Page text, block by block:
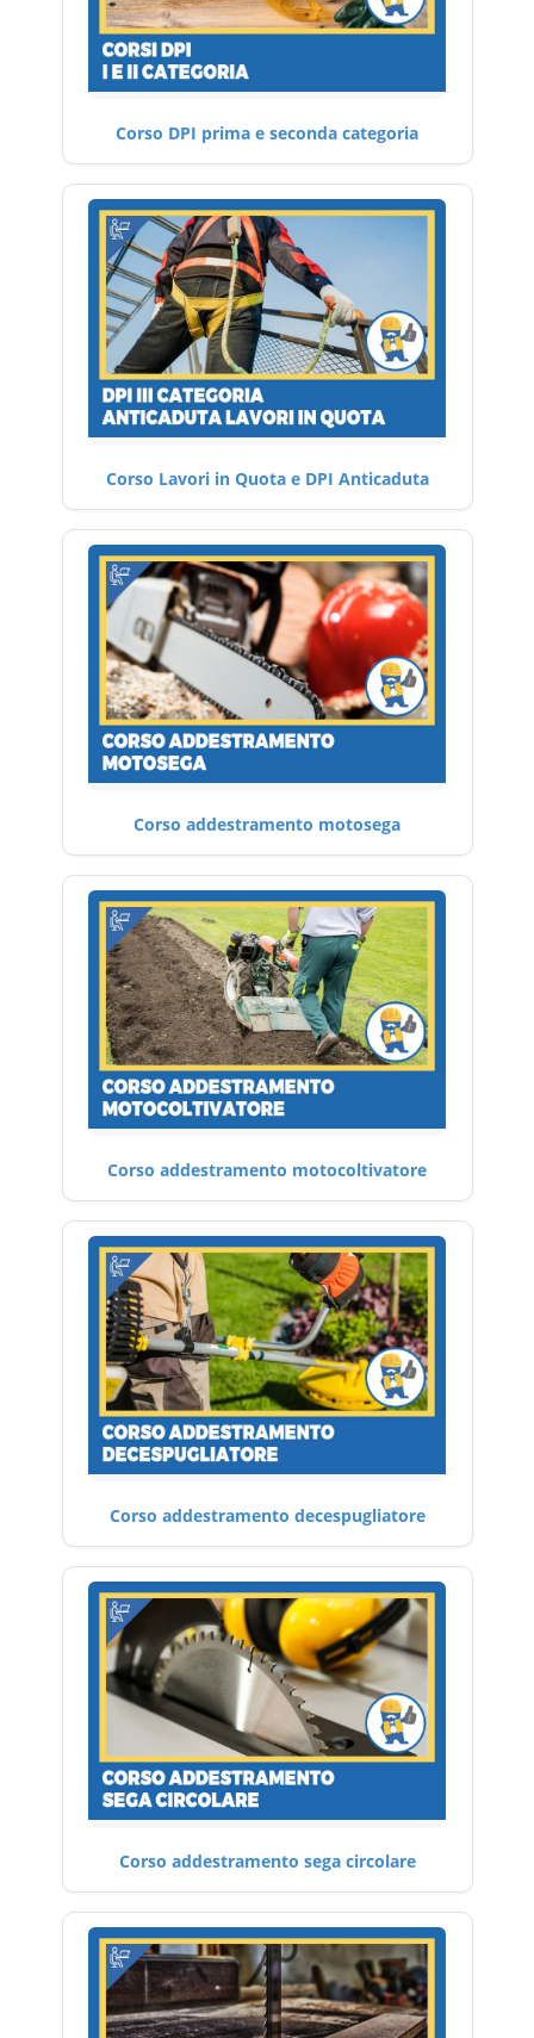
Corso DPI prima e seconda categoria
Corso Lavori in Quota e DPI Anticaduta
Corso addestramento motosega
Corso addestramento motocoltivatore
Corso addestramento decespugliatore
Corso addestramento sega circolare